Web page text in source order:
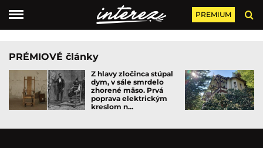
PREMIUM
PRÉMIOVÉ články
Z hlavy zločinca stúpal
dym, v sále smrdelo
zhorené mäso. Prvá
poprava elektrickým
kreslom n...